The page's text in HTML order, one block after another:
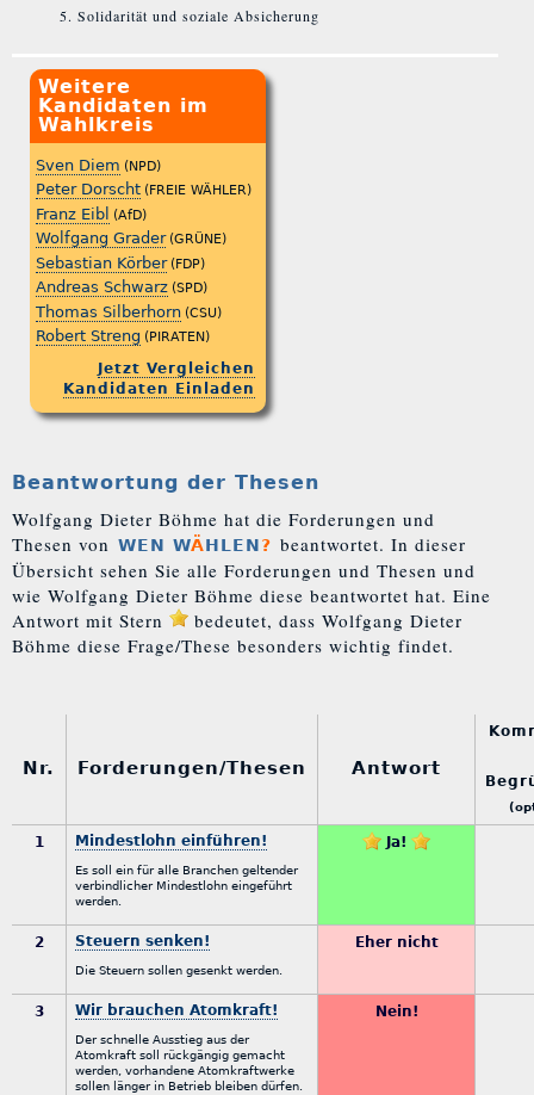
Solidarität und soziale Absicherung
Weitere
Kandidaten im
Wahlkreis
Sven Diem (NPD)
Peter Dorscht (FREIE WÄHLER)
Franz Eibl (AfD)
Wolfgang Grader (GRÜNE)
Sebastian Körber (FDP)
Andreas Schwarz (SPD)
Thomas Silberhorn (CSU)
Robert Streng (PIRATEN)
Jetzt Vergleichen
Kandidaten Einladen
Beantwortung der Thesen
Wolfgang Dieter Böhme hat die Forderungen und
Thesen von WEN WÄHLEN? beantwortet. In dieser
Übersicht sehen Sie alle Forderungen und Thesen und
wie Wolfgang Dieter Böhme diese beantwortet hat. Eine
Antwort mit Stern
bedeutet, dass Wolfgang Dieter
Böhme diese Frage/These besonders wichtig findet.
Nr. Forderungen/Thesen Antwort
1 Mindestlohn einführen!
Es soll ein für alle Branchen geltender
verbindlicher Mindestlohn eingeführt
werden.
Ja!
2 Steuern senken!
Die Steuern sollen gesenkt werden.
Eher nicht
3 Wir brauchen Atomkraft!
Der schnelle Ausstieg aus der
Atomkraft soll rückgängig gemacht
werden, vorhandene Atomkraftwerke
sollen länger in Betrieb bleiben dürfen.
Nein!